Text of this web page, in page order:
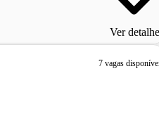
Ver
7 vagas